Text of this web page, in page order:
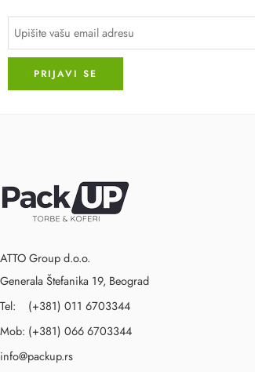
ATTO Group d.o.o.
Generala Štefanika 19, Beograd
Tel: (+381) 011 6703344
Mob: (+381) 066 6703344
info@packup.rs